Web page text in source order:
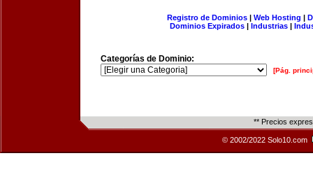
Registro de Dominios| Web Hosting |
Dominios Expirados | Industrias |
Categorías de Dominio:
[Pág.
** Precios
© 2002/2022 Solo10.com